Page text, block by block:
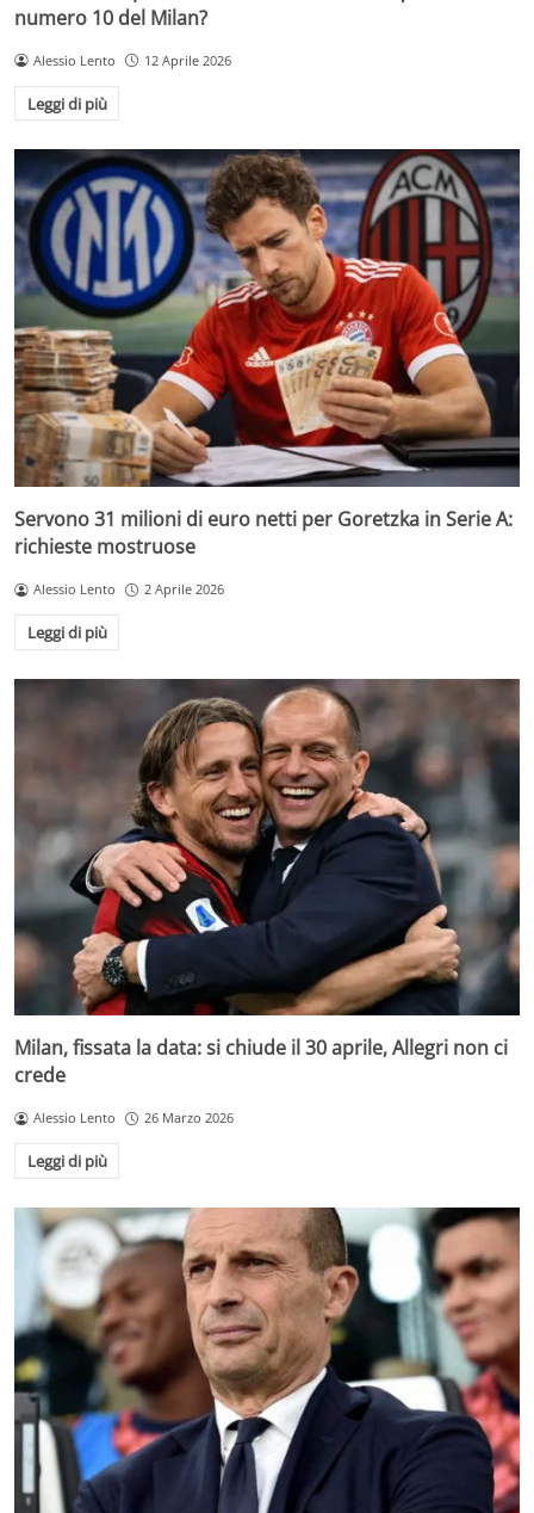
numero 10 del Milan?
Alessio Lento 12 Aprile 2026
Leggi di più
Servono 31 milioni di euro netti per Goretzka in Serie A:
richieste mostruose
Alessio Lento 2 Aprile 2026
Leggi di più
Milan, fissata la data: si chiude il 30 aprile, Allegri non ci
crede
Alessio Lento 26 Marzo 2026
Leggi di più